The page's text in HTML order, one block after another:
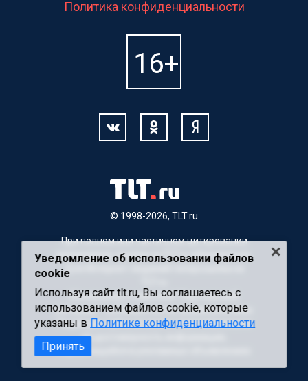
© 1998-2026, TLT.ru
Политика конфиденциальности
При полном или частичном цитировании
материалов, ссылка на TLT.ru обязательна.
Для Интернет-изданий гиперссылка на
Материалы с пометкой "Партнерский
материал" публикуются на правах рекламы.
Редакция сайта не несет ответственности
за достоверность информации,
содержащейся в рекламных объявлениях
Уведомление об использовании файлов
cookie
Используя сайт tlt.ru, Вы соглашаетесь с
использованием файлов cookie, которые
указаны в Политике конфиденциальности
Принять